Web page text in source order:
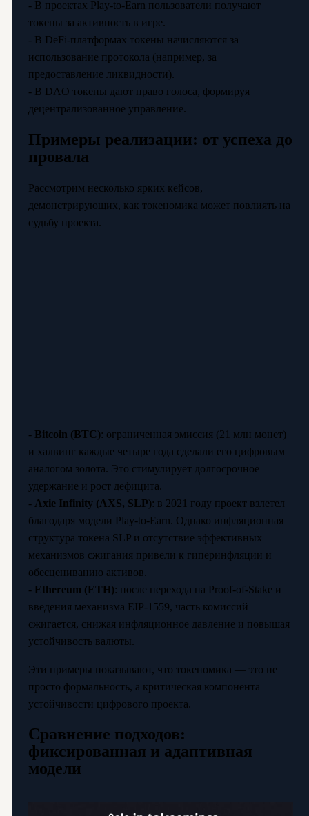
- В проектах Play-to-Earn пользователи получают
токены за активность в игре.
- В DeFi-платформах токены начисляются за
использование протокола (например, за
предоставление ликвидности).
- В DAO токены дают право голоса, формируя
децентрализованное управление.
Примеры реализации: от успеха до
провала
Рассмотрим несколько ярких кейсов,
демонстрирующих, как токеномика может повлиять на
судьбу проекта.
- Bitcoin (BTC): ограниченная эмиссия (21 млн монет)
и халвинг каждые четыре года сделали его цифровым
аналогом золота. Это стимулирует долгосрочное
удержание и рост дефицита.
- Axie Infinity (AXS, SLP): в 2021 году проект взлетел
благодаря модели Play-to-Earn. Однако инфляционная
структура токена SLP и отсутствие эффективных
механизмов сжигания привели к гиперинфляции и
обесцениванию активов.
- Ethereum (ETH): после перехода на Proof-of-Stake и
введения механизма EIP-1559, часть комиссий
сжигается, снижая инфляционное давление и повышая
устойчивость валюты.
Эти примеры показывают, что токеномика — это не
просто формальность, а критическая компонента
устойчивости цифрового проекта.
Сравнение подходов:
фиксированная и адаптивная
модели